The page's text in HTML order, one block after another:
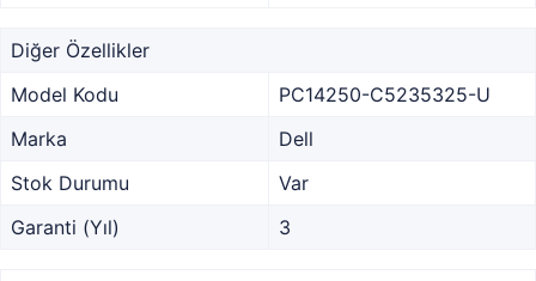
Diğer Özellikler
Model Kodu
PC14250-C5235325-U
Marka
Dell
Stok Durumu
Var
Garanti (Yıl)
3